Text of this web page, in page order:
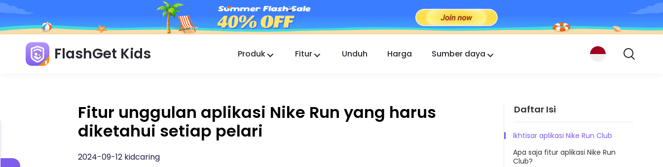
FlashGet Kids Produk
FlashGet Finder
Fitur Unduh Harga Sumber daya
Fitur unggulan aplikasi Nike Run yang harus
diketahui setiap pelari
2024-09-12 kidcaring
Daftar Isi
Ikhtisar aplikasi Nike Run Club
Apa saja fitur aplikasi Nike Run
Club?